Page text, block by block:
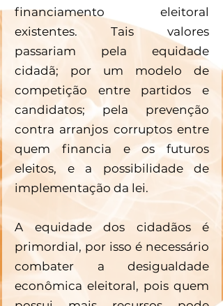
financiamento eleitoral
existentes. Tais valores
passariam pela equidade
cidadã; por um modelo de
competição entre partidos e
candidatos; pela prevenção
contra arranjos corruptos entre
quem financia e os futuros
eleitos, e a possibilidade de
implementação da lei.
A equidade dos cidadãos é
primordial, por isso é necessário
combater a desigualdade
econômica eleitoral, pois quem